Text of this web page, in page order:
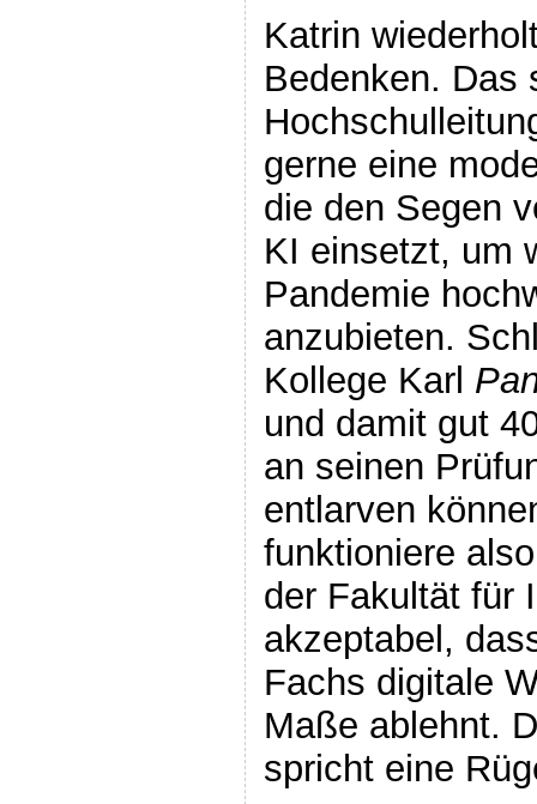
Katrin
Bedenken. Das
gerne eine
die den Segen
KI einsetzt, um
Pandemie
anzubieten.
Kollege Karl
und damit gut
an seinen
entlarven
funktioniere
der Fakultät für
akzeptabel,
Fachs digitale
Maße ablehnt.
spricht eine